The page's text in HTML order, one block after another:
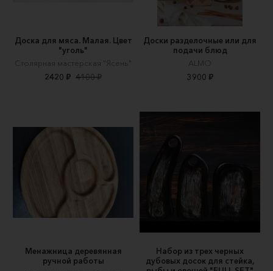
Доска для мяса. Малая. Цвет
"уголь"
Столярная мастерская "Ясень"
2420 ₽ 4100 ₽
Доски разделочные или для
подачи блюд
ALMO
3900 ₽
Менажница деревянная
ручной работы
Набор из трех черных
дубовых досок для стейка,